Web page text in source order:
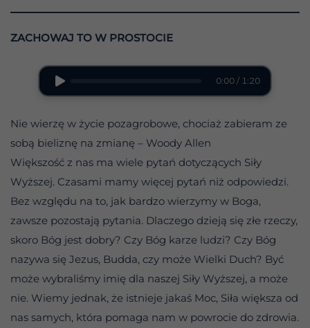
ZACHOWAJ TO W PROSTOCIE
0:00 / 1:20
Nie wierzę w życie pozagrobowe, chociaż zabieram ze
sobą bieliznę na zmianę – Woody Allen
Większość z nas ma wiele pytań dotyczących Siły
Wyższej. Czasami mamy więcej pytań niż odpowiedzi.
Bez względu na to, jak bardzo wierzymy w Boga,
zawsze pozostają pytania. Dlaczego dzieją się złe rzeczy,
skoro Bóg jest dobry? Czy Bóg karze ludzi? Czy Bóg
nazywa się Jezus, Budda, czy może Wielki Duch? Być
może wybraliśmy imię dla naszej Siły Wyższej, a może
nie. Wiemy jednak, że istnieje jakaś Moc, Siła większa od
nas samych, która pomaga nam w powrocie do zdrowia.